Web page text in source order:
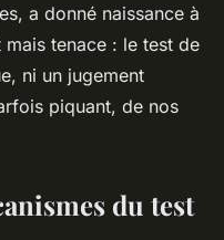
a donné naissance à
tenace : le test de
ni un jugement
piquant, de nos
du test